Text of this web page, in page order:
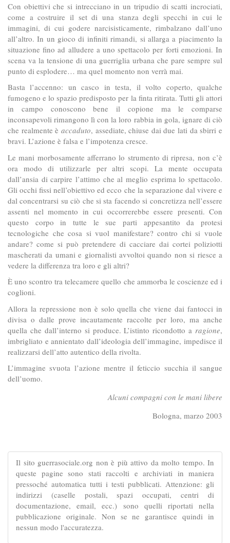
Con obiettivi che si intrecciano in un tripudio di scatti incrociati,
come a costruire il set di una stanza degli specchi in cui le
immagini, di cui godere narcisisticamente, rimbalzano dall’uno
all’altro. In un gioco di infiniti rimandi, si allarga a piacimento la
situazione fino ad alludere a uno spettacolo per forti emozioni. In
scena va la tensione di una guerriglia urbana che pare sempre sul
punto di esplodere… ma quel momento non verrà mai.
Basta l’accenno: un casco in testa, il volto coperto, qualche
fumogeno e lo spazio predisposto per la finta ritirata. Tutti gli attori
in campo conoscono bene il copione ma le comparse
inconsapevoli rimangono lì con la loro rabbia in gola, ignare di ciò
che realmente è accaduto, assediate, chiuse dai due lati da sbirri e
bravi. L’azione è falsa e l’impotenza cresce.
Le mani morbosamente afferrano lo strumento di ripresa, non c’è
ora modo di utilizzarle per altri scopi. La mente occupata
dall’ansia di carpire l’attimo che al meglio esprima lo spettacolo.
Gli occhi fissi nell’obiettivo ed ecco che la separazione dal vivere e
dal concentrarsi su ciò che si sta facendo si concretizza nell’essere
assenti nel momento in cui occorrerebbe essere presenti. Con
questo corpo in tutte le sue parti appesantito da protesi
tecnologiche che cosa si vuol manifestare? contro chi si vuole
andare? come si può pretendere di cacciare dai cortei poliziotti
mascherati da umani e giornalisti avvoltoi quando non si riesce a
vedere la differenza tra loro e gli altri?
È uno scontro tra telecamere quello che ammorba le coscienze ed i
coglioni.
Allora la repressione non è solo quella che viene dai fantocci in
divisa o dalle prove incautamente raccolte per loro, ma anche
quella che dall’interno si produce. L’istinto ricondotto a ragione,
imbrigliato e annientato dall’ideologia dell’immagine, impedisce il
realizzarsi dell’atto autentico della rivolta.
L’immagine svuota l’azione mentre il feticcio succhia il sangue
dell’uomo.
Alcuni compagni con le mani libere
Bologna, marzo 2003
Il sito guerrasociale.org non è più attivo da molto tempo. In
queste pagine sono stati raccolti e archiviati in maniera
pressoché automatica tutti i testi pubblicati. Attenzione: gli
indirizzi (caselle postali, spazi occupati, centri di
documentazione, email, ecc.) sono quelli riportati nella
pubblicazione originale. Non se ne garantisce quindi in
nessun modo l'accuratezza.